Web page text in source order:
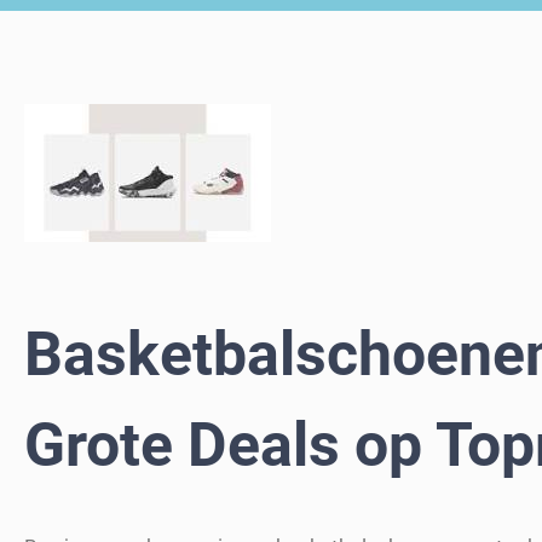
Grote Deals op